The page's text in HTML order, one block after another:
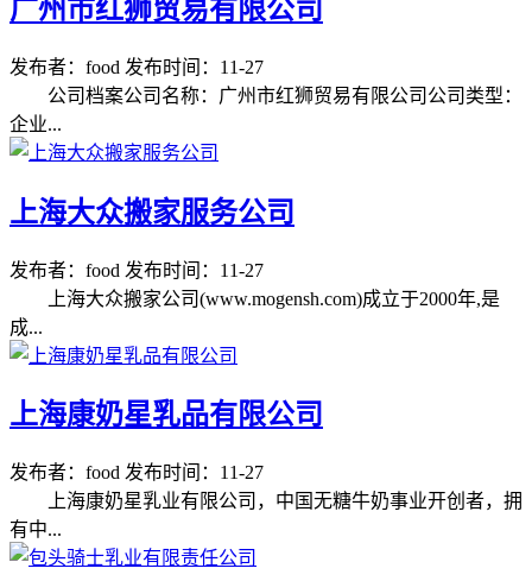
广州市红狮贸易有限公司
发布者：food 发布时间：11-27
公司档案公司名称：广州市红狮贸易有限公司公司类型：
企业...
上海大众搬家服务公司
发布者：food 发布时间：11-27
上海大众搬家公司(www.mogensh.com)成立于2000年,是
成...
上海康奶星乳品有限公司
发布者：food 发布时间：11-27
上海康奶星乳业有限公司，中国无糖牛奶事业开创者，拥
有中...